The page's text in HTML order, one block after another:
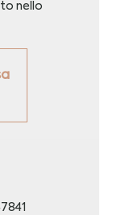
nello